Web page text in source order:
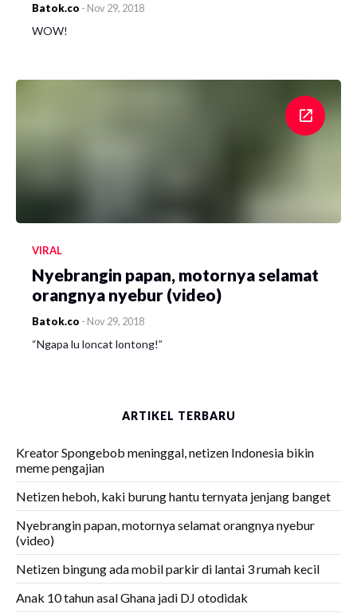
Batok.co - Nov 29, 2018
WOW!
VIRAL
Nyebrangin papan, motornya selamat
orangnya nyebur (video)
Batok.co - Nov 29, 2018
“Ngapa lu loncat lontong!”
ARTIKEL TERBARU
Kreator Spongebob meninggal, netizen Indonesia bikin
meme pengajian
Netizen heboh, kaki burung hantu ternyata jenjang banget
Nyebrangin papan, motornya selamat orangnya nyebur
(video)
Netizen bingung ada mobil parkir di lantai 3 rumah kecil
Anak 10 tahun asal Ghana jadi DJ otodidak